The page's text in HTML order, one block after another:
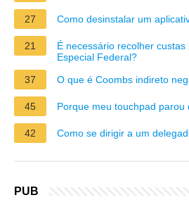
27 Como desinstalar um
21
É necessário recolher
Especial Federal?
37
O que é Coombs indireto
45 Porque meu touchpad parou
42 Como se dirigir a um
PUB